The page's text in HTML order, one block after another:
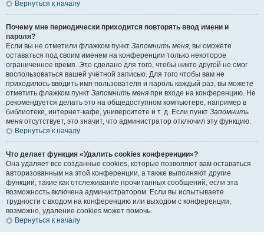
Вернуться к началу
Почему мне периодически приходится повторять ввод имени и
пароля?
Если вы не отметили флажком пункт Запомнить меня, вы сможете
оставаться под своим именем на конференции только некоторое
ограниченное время. Это сделано для того, чтобы никто другой не смог
воспользоваться вашей учётной записью. Для того чтобы вам не
приходилось вводить имя пользователя и пароль каждый раз, вы можете
отметить флажком пункт Запомнить меня при входе на конференцию. Не
рекомендуется делать это на общедоступном компьютере, например в
библиотеке, интернет-кафе, университете и т. д. Если пункт Запомнить
меня отсутствует, это значит, что администратор отключил эту функцию.
Вернуться к началу
Что делает функция «Удалить cookies конференции»?
Она удаляет все созданные cookies, которые позволяют вам оставаться
авторизованным на этой конференции, а также выполняют другие
функции, такие как отслеживание прочитанных сообщений, если эта
возможность включена администратором. Если вы испытываете
трудности с входом на конференцию или выходом с конференции,
возможно, удаление cookies может помочь.
Вернуться к началу